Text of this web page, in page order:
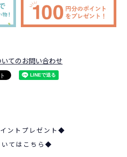
てのお問い合わせ
ントプレゼント◆
てはこちら◆